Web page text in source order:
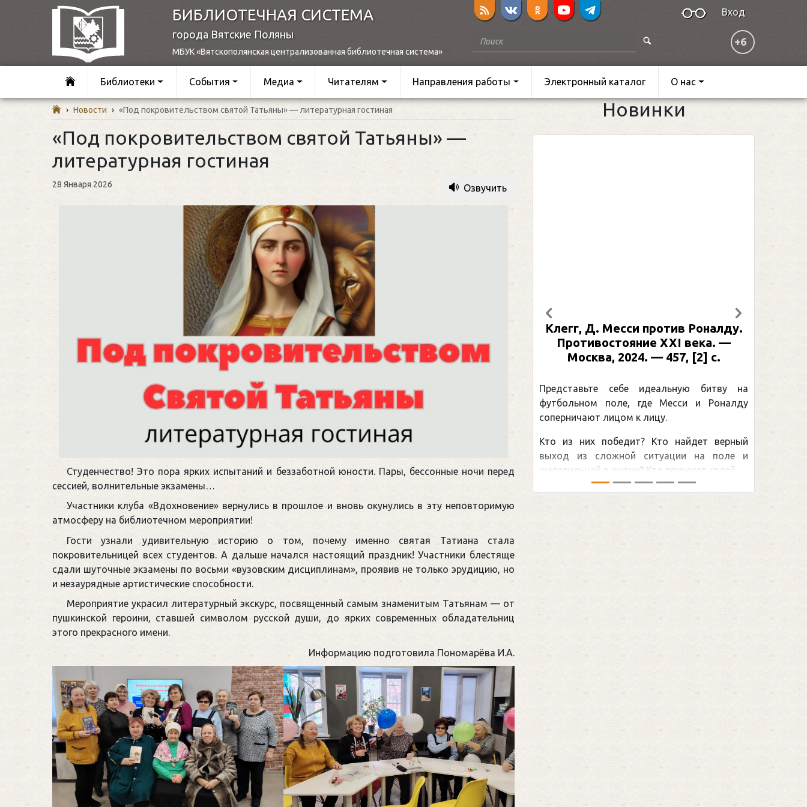
БИБЛИОТЕЧНАЯ СИСТЕМА
города Вятские Поляны
МБУК «Вятскополянская централизованная библиотечная система»
Вход
+6
Библиотеки События Медиа Читателям Направления работы Электронный каталог О нас
› Новости › «Под покровительством святой Татьяны» — литературная гостиная
«Под покровительством святой Татьяны» —
литературная гостиная
28 Января 2026 Озвучить
Студенчество! Это пора ярких испытаний и беззаботной юности. Пары, бессонные ночи перед
сессией, волнительные экзамены…
Участники клуба «Вдохновение» вернулись в прошлое и вновь окунулись в эту неповторимую
атмосферу на библиотечном мероприятии!
Гости узнали удивительную историю о том, почему именно святая Татиана стала
покровительницей всех студентов. А дальше начался настоящий праздник! Участники блестяще
сдали шуточные экзамены по восьми «вузовским дисциплинам», проявив не только эрудицию, но
и незаурядные артистические способности.
Мероприятие украсил литературный экскурс, посвященный самым знаменитым Татьянам — от
пушкинской героини, ставшей символом русской души, до ярких современных обладательниц
этого прекрасного имени.
Информацию подготовила Пономарёва И.А.
Новинки
Клегг, Д. Месси против Роналду.
Противостояние XXI века. —
Москва, 2024. — 457, [2] с.
Представьте себе идеальную битву на
футбольном поле, где Месси и Роналду
соперничают лицом к лицу.
Кто из них победит? Кто найдет верный
выход из сложной ситуации на поле и
щепетильной в жизни? Кто принесет своей ...
Предыдущий Следующий